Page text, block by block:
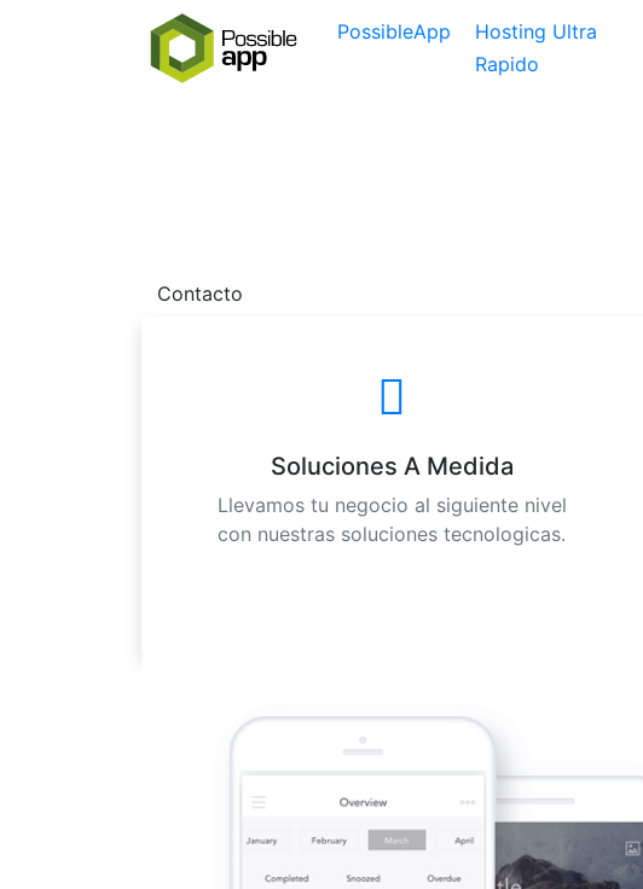
PossibleApp
Hosting Ultra
Rapido
Contacto
Soluciones A Medida
Llevamos tu negocio al siguiente nivel
con nuestras soluciones tecnologicas.